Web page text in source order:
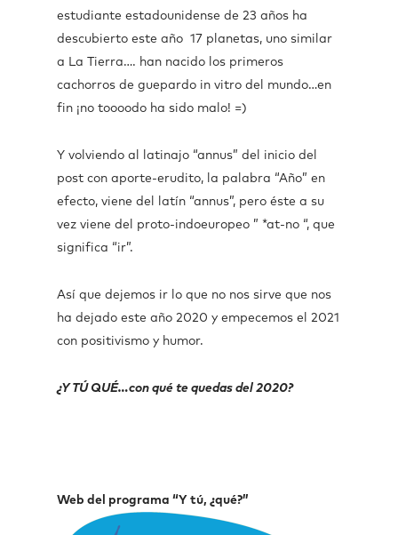
estudiante estadounidense de 23 años ha
descubierto este año 17 planetas, uno similar
a La Tierra…. han nacido los primeros
cachorros de guepardo in vitro del mundo…en
fin ¡no toooodo ha sido malo! =)
Y volviendo al latinajo “annus” del inicio del
post con aporte-erudito, la palabra “Año” en
efecto, viene del latín “annus”, pero éste a su
vez viene del proto-indoeuropeo ” *at-no “, que
significa “ir”.
Así que dejemos ir lo que no nos sirve que nos
ha dejado este año 2020 y empecemos el 2021
con positivismo y humor.
¿Y TÚ QUÉ…con qué te quedas del 2020?
Web del programa “Y tú, ¿qué?”